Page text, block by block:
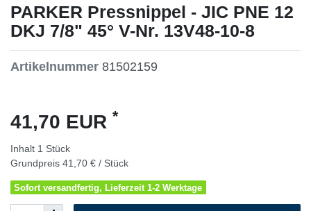
PARKER Pressnippel - JIC PNE 12
DKJ 7/8" 45° V-Nr. 13V48-10-8
Artikelnummer 81502159
41,70 EUR *
Inhalt 1 Stück
Grundpreis 41,70 € / Stück
Sofort versandfertig, Lieferzeit 1-2 Werktage